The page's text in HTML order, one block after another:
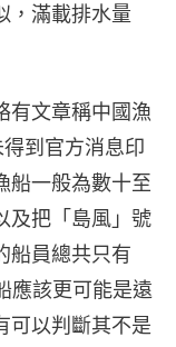
，滿載排水量
有文章稱中國漁
到官方消息印
船一般為數十至
及把「島風」號
船員總共只有
應該更可能是遠
可以判斷其不是